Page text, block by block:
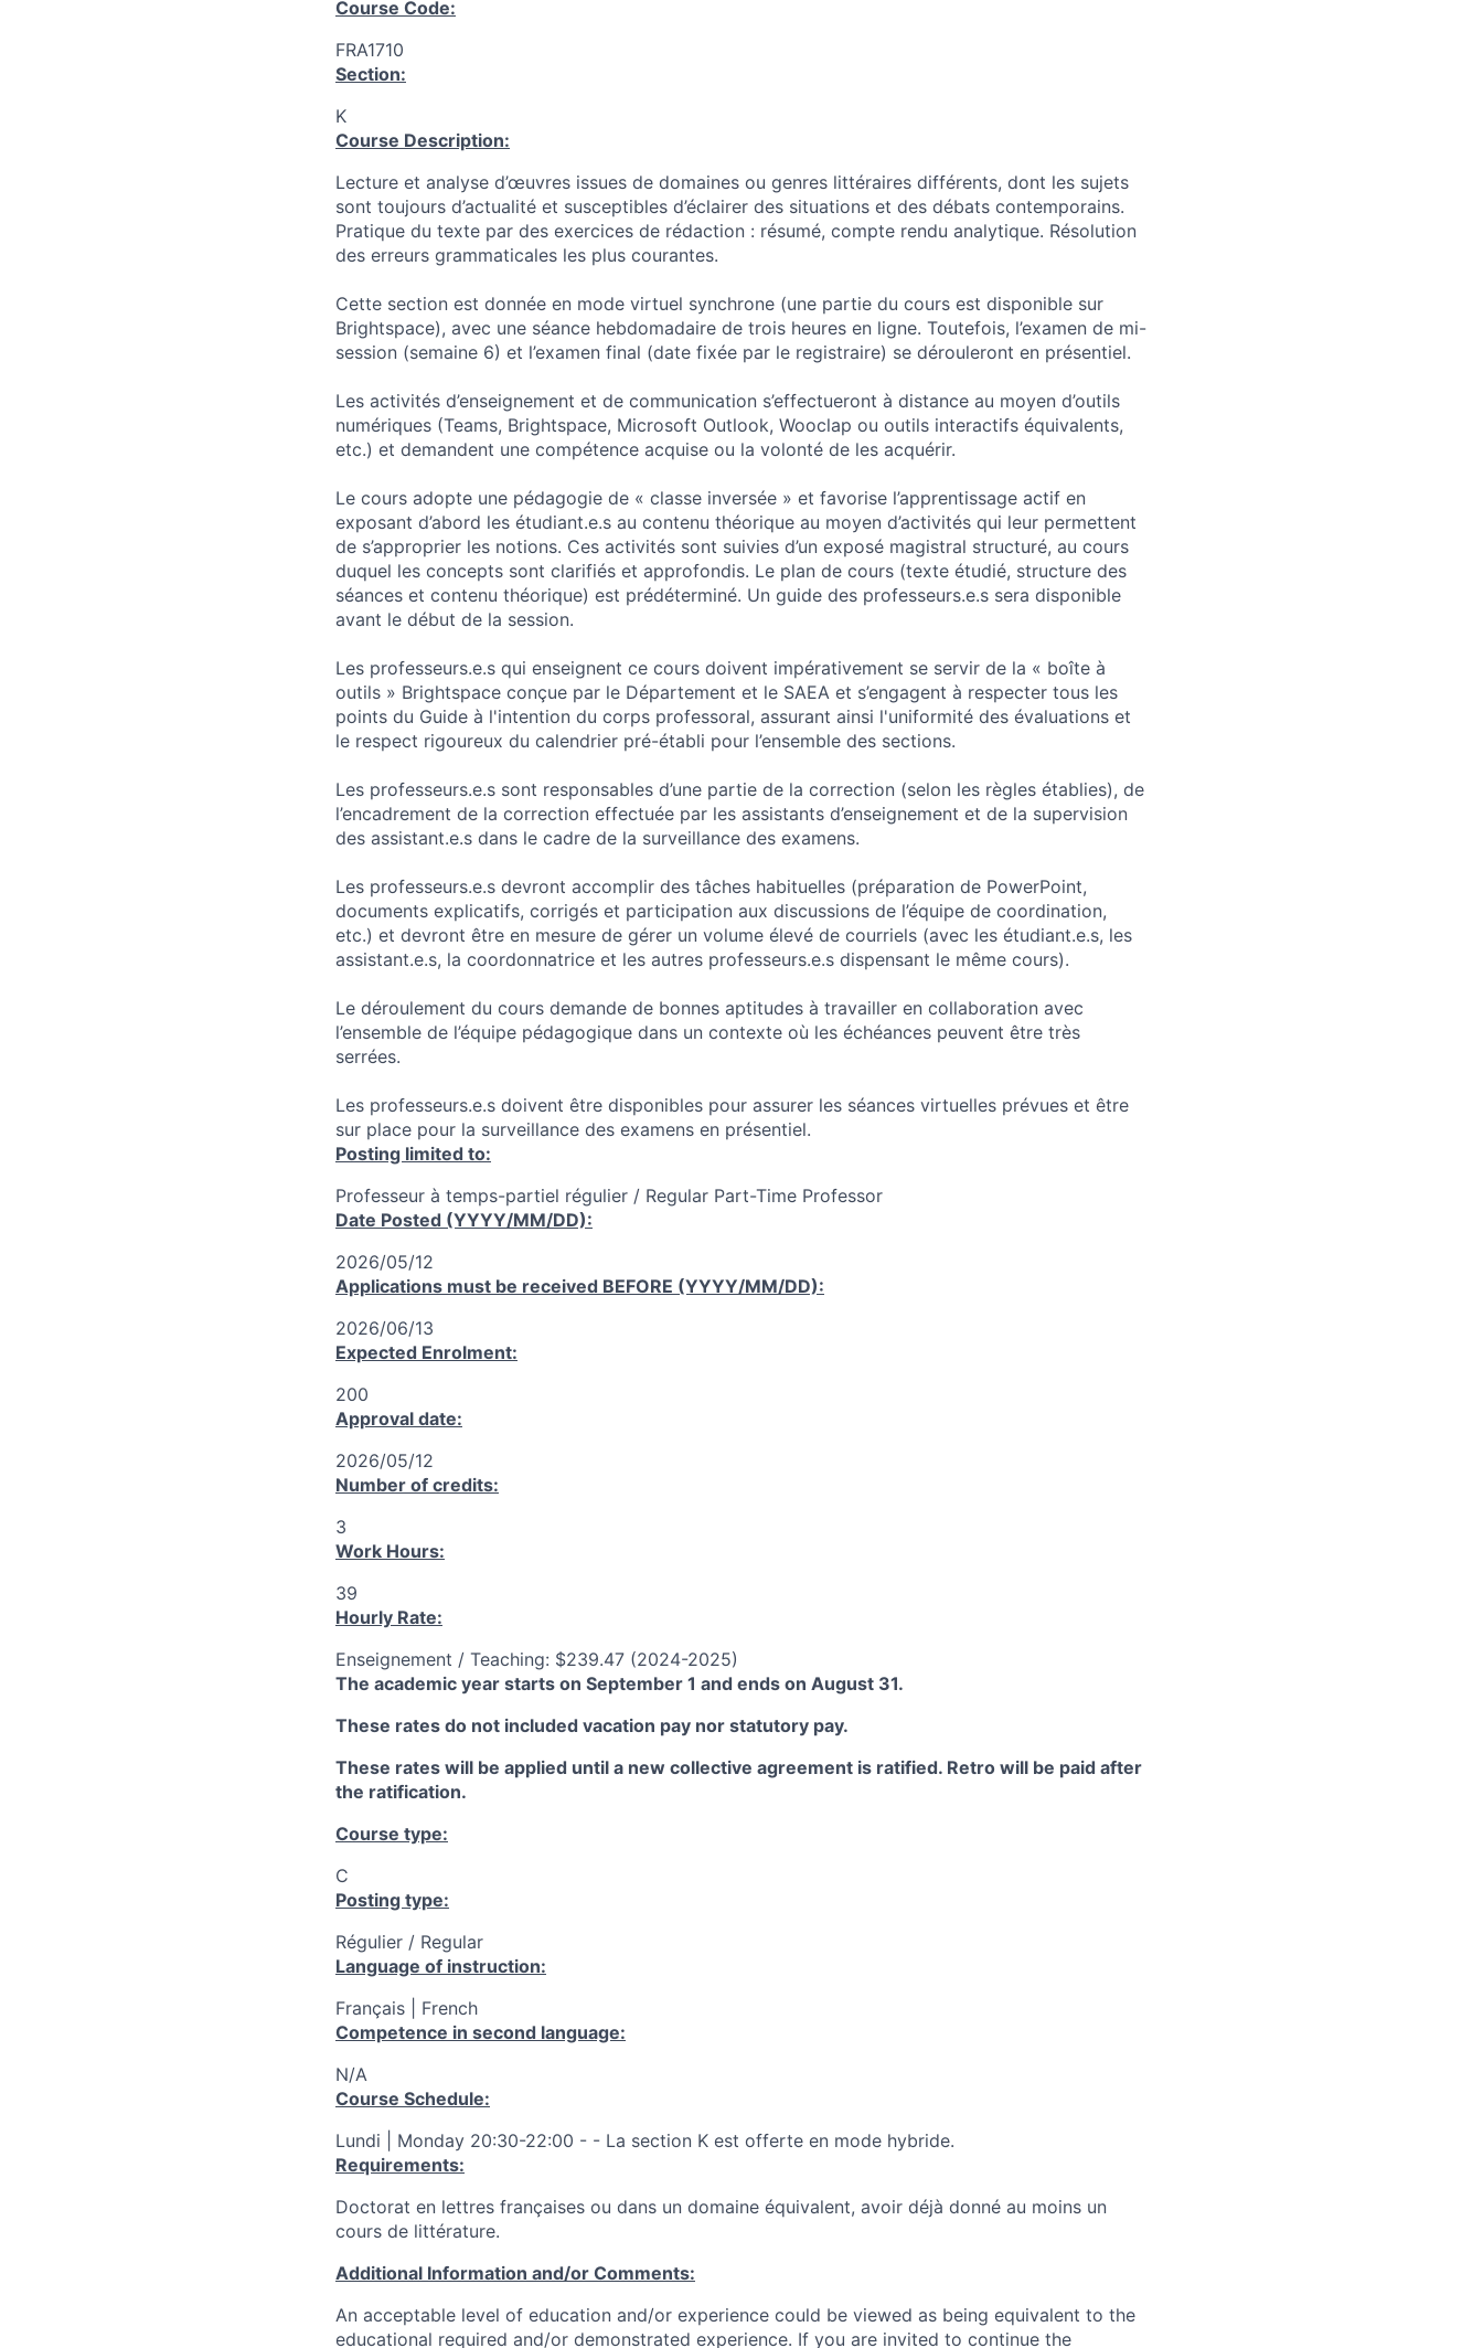
Course Code:
FRA1710
Section:
K
Course Description:
Lecture et analyse d’œuvres issues de domaines ou genres littéraires différents, dont les sujets
sont toujours d’actualité et susceptibles d’éclairer des situations et des débats contemporains.
Pratique du texte par des exercices de rédaction : résumé, compte rendu analytique. Résolution
des erreurs grammaticales les plus courantes.
Cette section est donnée en mode virtuel synchrone (une partie du cours est disponible sur
Brightspace), avec une séance hebdomadaire de trois heures en ligne. Toutefois, l’examen de mi-
session (semaine 6) et l’examen final (date fixée par le registraire) se dérouleront en présentiel.
Les activités d’enseignement et de communication s’effectueront à distance au moyen d’outils
numériques (Teams, Brightspace, Microsoft Outlook, Wooclap ou outils interactifs équivalents,
etc.) et demandent une compétence acquise ou la volonté de les acquérir.
Le cours adopte une pédagogie de « classe inversée » et favorise l’apprentissage actif en
exposant d’abord les étudiant.e.s au contenu théorique au moyen d’activités qui leur permettent
de s’approprier les notions. Ces activités sont suivies d’un exposé magistral structuré, au cours
duquel les concepts sont clarifiés et approfondis. Le plan de cours (texte étudié, structure des
séances et contenu théorique) est prédéterminé. Un guide des professeurs.e.s sera disponible
avant le début de la session.
Les professeurs.e.s qui enseignent ce cours doivent impérativement se servir de la « boîte à
outils » Brightspace conçue par le Département et le SAEA et s’engagent à respecter tous les
points du Guide à l'intention du corps professoral, assurant ainsi l'uniformité des évaluations et
le respect rigoureux du calendrier pré-établi pour l’ensemble des sections.
Les professeurs.e.s sont responsables d’une partie de la correction (selon les règles établies), de
l’encadrement de la correction effectuée par les assistants d’enseignement et de la supervision
des assistant.e.s dans le cadre de la surveillance des examens.
Les professeurs.e.s devront accomplir des tâches habituelles (préparation de PowerPoint,
documents explicatifs, corrigés et participation aux discussions de l’équipe de coordination,
etc.) et devront être en mesure de gérer un volume élevé de courriels (avec les étudiant.e.s, les
assistant.e.s, la coordonnatrice et les autres professeurs.e.s dispensant le même cours).
Le déroulement du cours demande de bonnes aptitudes à travailler en collaboration avec
l’ensemble de l’équipe pédagogique dans un contexte où les échéances peuvent être très
serrées.
Les professeurs.e.s doivent être disponibles pour assurer les séances virtuelles prévues et être
sur place pour la surveillance des examens en présentiel.
Posting limited to:
Professeur à temps-partiel régulier / Regular Part-Time Professor
Date Posted (YYYY/MM/DD):
2026/05/12
Applications must be received BEFORE (YYYY/MM/DD):
2026/06/13
Expected Enrolment:
200
Approval date:
2026/05/12
Number of credits:
3
Work Hours:
39
Hourly Rate:
Enseignement / Teaching: $239.47 (2024-2025)
The academic year starts on September 1 and ends on August 31.
These rates do not included vacation pay nor statutory pay.
These rates will be applied until a new collective agreement is ratified. Retro will be paid after
the ratification.
Course type:
C
Posting type:
Régulier / Regular
Language of instruction:
Français | French
Competence in second language:
N/A
Course Schedule:
Lundi | Monday 20:30-22:00 - - La section K est offerte en mode hybride.
Requirements:
Doctorat en lettres françaises ou dans un domaine équivalent, avoir déjà donné au moins un
cours de littérature.
Additional Information and/or Comments:
An acceptable level of education and/or experience could be viewed as being equivalent to the
educational required and/or demonstrated experience. If you are invited to continue the